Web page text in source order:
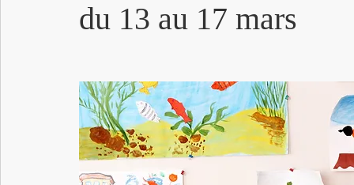
du 13 au 17 mars